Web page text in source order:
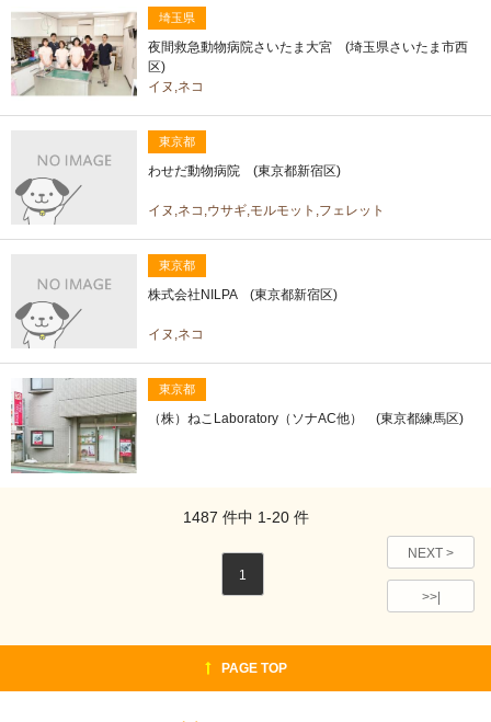
埼玉県
夜間救急動物病院さいたま大宮 (埼玉県さいたま市西
区)
イヌ,ネコ
東京都
わせだ動物病院 (東京都新宿区)
イヌ,ネコ,ウサギ,モルモット,フェレット
東京都
株式会社NILPA (東京都新宿区)
イヌ,ネコ
東京都
（株）ねこLaboratory（ソナAC他） (東京都練馬区)
1487 件中 1-20件
1
NEXT >
>>|
PAGE TOP